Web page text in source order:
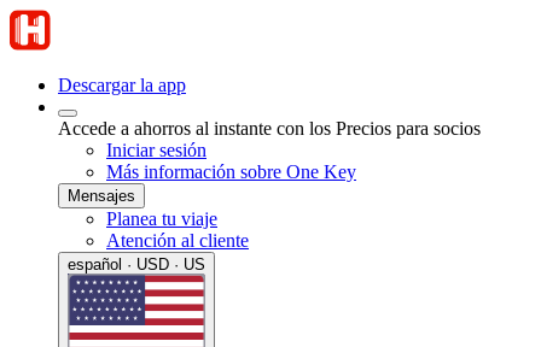
Descargar la app
Accede a ahorros al instante con los Precios para socios
Iniciar sesión
Más información sobre One Key
Mensajes
Planea tu viaje
Atención al cliente
español · USD · US